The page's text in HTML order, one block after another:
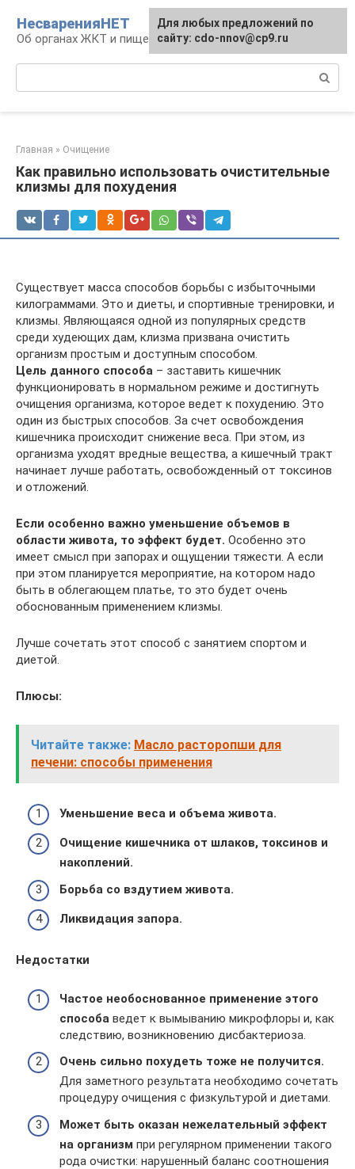
контенту
НесваренияНЕТ
Об органах ЖКТ и пищеварении
Главная » Очищение
Как правильно использовать очистительные
клизмы для похудения
Существует масса способов борьбы с избыточными
килограммами. Это и диеты, и спортивные тренировки, и
клизмы. Являющаяся одной из популярных средств
среди худеющих дам, клизма призвана очистить
организм простым и доступным способом.
Цель данного способа – заставить кишечник
функционировать в нормальном режиме и достигнуть
очищения организма, которое ведет к похудению. Это
один из быстрых способов. За счет освобождения
кишечника происходит снижение веса. При этом, из
организма уходят вредные вещества, а кишечный тракт
начинает лучше работать, освобожденный от токсинов
и отложений.
Если особенно важно уменьшение объемов в
области живота, то эффект будет. Особенно это
имеет смысл при запорах и ощущении тяжести. А если
при этом планируется мероприятие, на котором надо
быть в облегающем платье, то это будет очень
обоснованным применением клизмы.
Лучше сочетать этот способ с занятием спортом и
диетой.
Плюсы:
Читайте также: Масло расторопши для
печени: способы применения
Уменьшение веса и объема живота.
Очищение кишечника от шлаков, токсинов и
накоплений.
Борьба со вздутием живота.
Ликвидация запора.
Недостатки
Частое необоснованное применение этого
способа ведет к вымыванию микрофлоры и, как
следствию, возникновению дисбактериоза.
Очень сильно похудеть тоже не получится.
Для заметного результата необходимо сочетать
процедуру очищения с физкультурой и диетами.
Может быть оказан нежелательный эффект
на организм при регулярном применении такого
рода очистки: нарушенный баланс соотношения
Для любых предложений по
сайту: cdo-nnov@cp9.ru